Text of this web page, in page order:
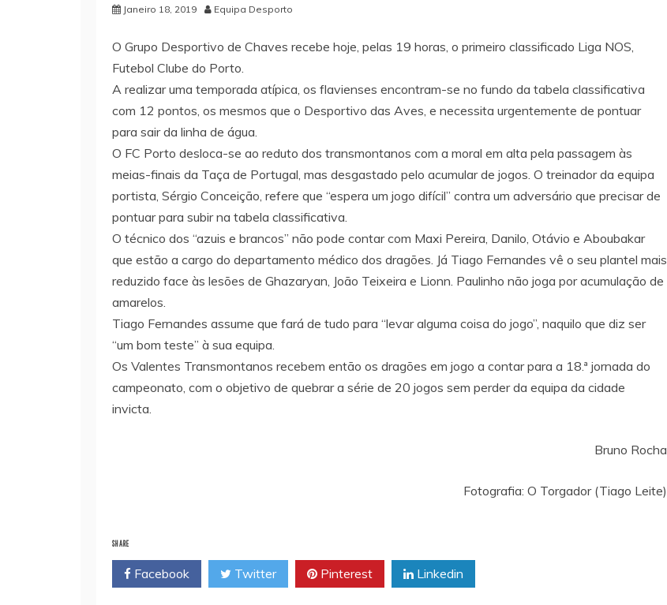
Janeiro 18, 2019 Equipa Desporto
O Grupo Desportivo de Chaves recebe hoje, pelas 19 horas, o primeiro classificado Liga NOS,
Futebol Clube do Porto.
A realizar uma temporada atípica, os flavienses encontram-se no fundo da tabela classificativa
com 12 pontos, os mesmos que o Desportivo das Aves, e necessita urgentemente de pontuar
para sair da linha de água.
O FC Porto desloca-se ao reduto dos transmontanos com a moral em alta pela passagem às
meias-finais da Taça de Portugal, mas desgastado pelo acumular de jogos. O treinador da equipa
portista, Sérgio Conceição, refere que “espera um jogo difícil” contra um adversário que precisar de
pontuar para subir na tabela classificativa.
O técnico dos “azuis e brancos” não pode contar com Maxi Pereira, Danilo, Otávio e Aboubakar
que estão a cargo do departamento médico dos dragões. Já Tiago Fernandes vê o seu plantel mais
reduzido face às lesões de Ghazaryan, João Teixeira e Lionn. Paulinho não joga por acumulação de
amarelos.
Tiago Fernandes assume que fará de tudo para “levar alguma coisa do jogo”, naquilo que diz ser
“um bom teste” à sua equipa.
Os Valentes Transmontanos recebem então os dragões em jogo a contar para a 18.ª jornada do
campeonato, com o objetivo de quebrar a série de 20 jogos sem perder da equipa da cidade
invicta.
Bruno Rocha
Fotografia: O Torgador (Tiago Leite)
SHARE
Facebook Twitter Pinterest Linkedin